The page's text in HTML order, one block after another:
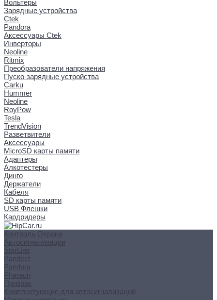
Вольтеры
Зарядные устройства
Ctek
Pandora
Аксессуары Ctek
Инверторы
Neoline
Ritmix
Преобразователи напряжения
Пуско-зарядные устройства
Carku
Hummer
Neoline
RoyPow
Tesla
TrendVision
Разветвители
Аксессуары
MicroSD карты памяти
Адаптеры
Алкотестеры
Динго
Держатели
Кабеля
SD карты памяти
USB Флешки
Кардридеры
Контроль Охрана
Автосигнализации
StarLine
Pandect
Pandora
Pharaon
Призрак
Комплектующие для автосигнализаций